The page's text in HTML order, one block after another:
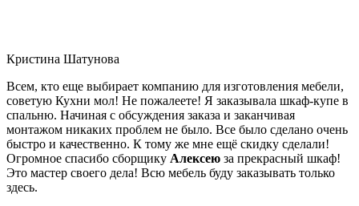
Кристина Шатунова
Всем, кто еще выбирает компанию для изготовления мебели,
советую Кухни мол! Не пожалеете! Я заказывала шкаф-купе в
спальню. Начиная с обсуждения заказа и заканчивая
монтажом никаких проблем не было. Все было сделано очень
быстро и качественно. К тому же мне ещё скидку сделали!
Огромное спасибо сборщику Алексею за прекрасный шкаф!
Это мастер своего дела! Всю мебель буду заказывать только
здесь.